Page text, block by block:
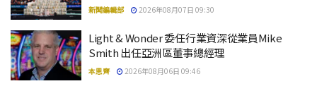
新聞編輯部 2026年08月07日 09:30
Light & Wonder 委任行業資深從業員Mike
Smith 出任亞洲區董事總經理
本思齊 2026年08月06日 09:46